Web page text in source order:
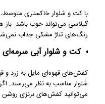
با کت‌ و شلوار خاکستری
گیلاسی می‌تواند خوب باشد. باز
رنگ‌های تناژ مشکی جذاب
کت و شلوار آبی سرمه‌ای
کفش‌های قهوه‌ای مایل به زرد و
شلوار مناسب به نظر می‌رسند.
می‌توانید کفش‌های برنزی روشن